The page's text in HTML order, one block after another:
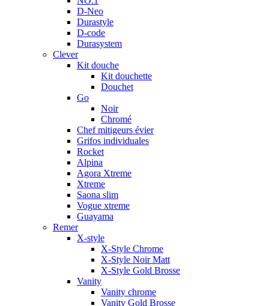
D-Neo
Durastyle
D-code
Durasystem
Clever
Kit douche
Kit douchette
Douchet
Go
Noir
Chromé
Chef mitigeurs évier
Grifos individuales
Rocket
Alpina
Agora Xtreme
Xtreme
Saona slim
Vogue xtreme
Guayama
Remer
X-style
X-Style Chrome
X-Style Noir Matt
X-Style Gold Brosse
Vanity
Vanity chrome
Vanity Gold Brosse